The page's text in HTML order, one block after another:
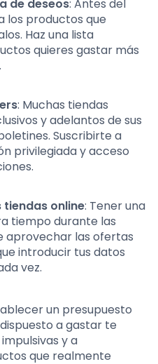
de deseos: Antes del
los productos que
Haz una lista
quieres gastar más
: Muchas tiendas
y adelantos de sus
Suscribirte a
privilegiada y acceso
tiendas online: Tener una
tiempo durante las
aprovechar las ofertas
introducir tus datos
vez.
un presupuesto
a gastar te
y a
que realmente